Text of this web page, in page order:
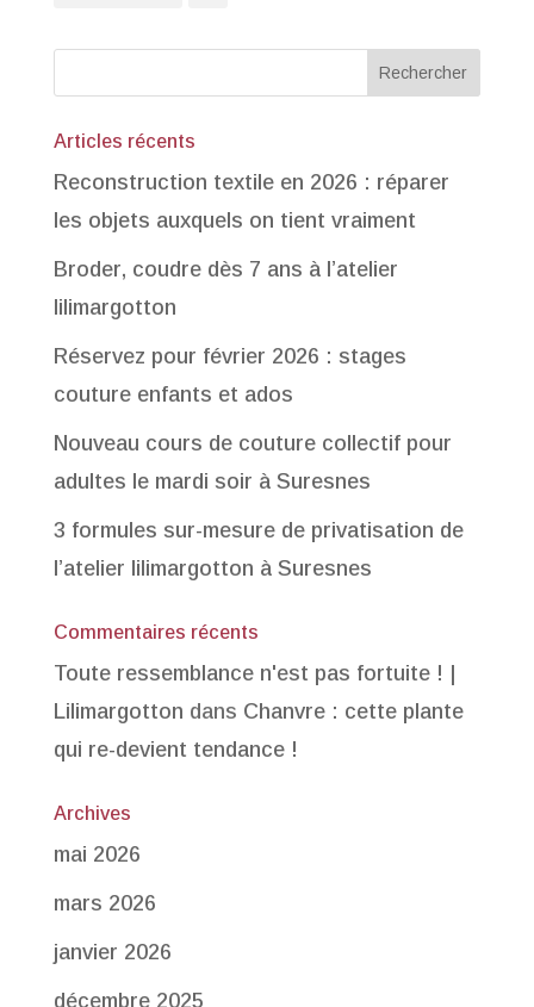
Articles récents
Reconstruction textile en 2026 : réparer
les objets auxquels on tient vraiment
Broder, coudre dès 7 ans à l’atelier
lilimargotton
Réservez pour février 2026 : stages
couture enfants et ados
Nouveau cours de couture collectif pour
adultes le mardi soir à Suresnes
3 formules sur-mesure de privatisation de
l’atelier lilimargotton à Suresnes
Commentaires récents
Toute ressemblance n'est pas fortuite ! |
Lilimargotton dans Chanvre : cette plante
qui re-devient tendance !
Archives
mai 2026
mars 2026
janvier 2026
décembre 2025